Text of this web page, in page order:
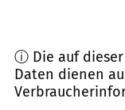
ⓘ Die auf
Daten dienen